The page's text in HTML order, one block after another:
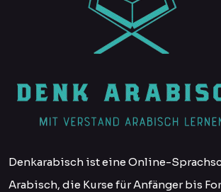
Denkarabisch ist eine Online-
Arabisch, die Kurse für Anfänger bis